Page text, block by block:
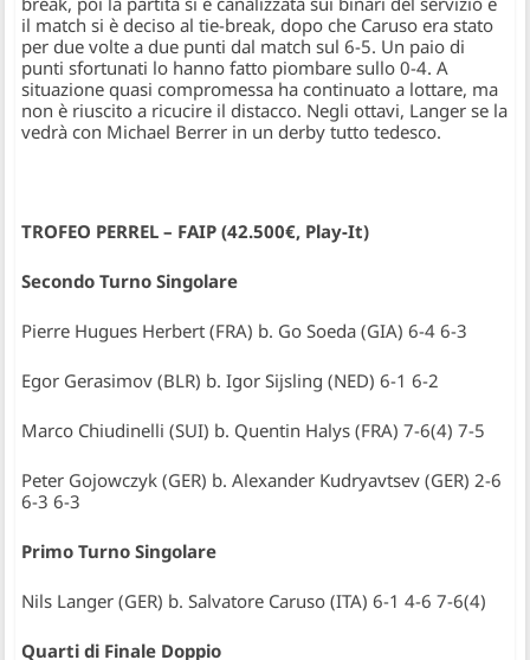
il match si è deciso al tie-break, dopo che Caruso era stato
per due volte a due punti dal match sul 6-5. Un paio di
punti sfortunati lo hanno fatto piombare sullo 0-4. A
situazione quasi compromessa ha continuato a lottare, ma
non è riuscito a ricucire il distacco. Negli ottavi, Langer se la
vedrà con Michael Berrer in un derby tutto tedesco.
TROFEO PERREL – FAIP (42.500€, Play-It)
Secondo Turno Singolare
Pierre Hugues Herbert (FRA) b. Go Soeda (GIA) 6-4 6-3
Egor Gerasimov (BLR) b. Igor Sijsling (NED) 6-1 6-2
Marco Chiudinelli (SUI) b. Quentin Halys (FRA) 7-6(4) 7-5
Peter Gojowczyk (GER) b. Alexander Kudryavtsev (GER) 2-6
6-3 6-3
Primo Turno Singolare
Nils Langer (GER) b. Salvatore Caruso (ITA) 6-1 4-6 7-6(4)
Quarti di Finale Doppio